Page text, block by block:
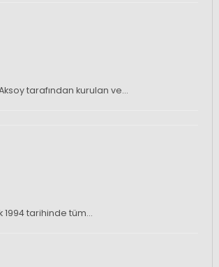
Aksoy tarafından kurulan ve…
1994 tarihinde tüm…